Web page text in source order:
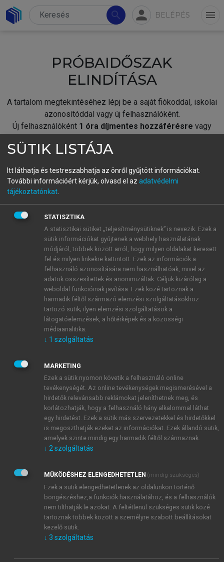
search person BELÉPÉS menu
PRÓBAIDŐSZAK
ELINDÍTÁSA
A tartalom megtekintéséhez lépj be a saját fiókoddal, iskolai
azonosítóddal vagy új felhasználóként.
Új felhasználóként 1 óra díjmentes hozzáférésre vagy
fiókoddal,vagy hozz létre új fiókot.
A regisztráció után apróbaidőszakautomatikusan
BELÉPÉS SAJÁT FIÓKKAL
ÚJ FIÓK LÉTREHOZÁSA
1 óra díjmentes hozzáférés
E-MAIL-CÍM
JELSZÓ
JELSZÓ ÚJRA
Kérek értesítést a MeRSZ újdonságairól, akcióiról.
Kérek értesítést az Akadémiai Kiadó Zrt. újdonságairól,
Adatkezelési tájékoztatóbanfoglaltakat tudomásul
veszem és elfogadom.
Általános vásárlási feltételeket, valamint a szotar.netés a
mersz.huoldalak licencszerződéseiben foglaltakat
tudomásul veszem és elfogadom.
KIPRÓBÁLOM
SÜTIK LISTÁJA
Itt láthatja és testreszabhatja az önről gyűjtött információkat.
További információért kérjük, olvasd el az adatvédelmi
tájékoztatónkat
STATISZTIKA
A statisztikai sütiket „teljesítménysütiknek” is nevezik. Ezek a
sütik információkat gyűjtenek a webhely használatának
módjáról, többek között arról, hogy milyen oldalakat keresett
fel és milyen linkekre kattintott. Ezek az információk a
felhasználó azonosítására nem használhatóak, mivel az
adatok összesítettek és anonimizáltak. Céljuk kizárólag a
weboldal funkcióinak javítása. Ezek közé tartoznak a
harmadik féltől származó elemzési szolgáltatásokhoz
tartozó sütik; ilyen elemzési szolgáltatások a
látogatóelemzések, a hőtérképek és a közösségi
médiaanalitika.
↓ 1 szolgáltatás
MARKETING
Ezek a sütik nyomon követik a felhasználó online
tevékenységét. Az online tevékenységek megismerésével a
hirdetők relevánsabb reklámokat jeleníthetnek meg, és
korlátozhatják, hogy a felhasználó hány alkalommal láthat
egy hirdetést. Ezek a sütik más szervezetekkel és hirdetőkkel
is megoszthatják ezeket az információkat. Ezek állandó sütik,
amelyek szinte mindig egy harmadik féltől származnak.
↓ 2 szolgáltatás
MŰKÖDÉSHEZ ELENGEDHETETLEN (mindig szükséges)
Ezek a sütik elengedhetetlenek az oldalunkon történő
böngészéshez,a funkciók használatához, és a felhasználók
nem tilthatják le azokat. A feltétlenül szükséges sütik közé
tartoznak többek között a személyre szabott beállításokat
kezelő sütik.
↓ 3 szolgáltatás